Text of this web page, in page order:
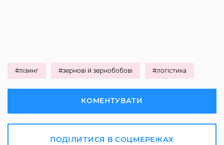
#лізинг #зернові й зернобобові #логістика
КОМЕНТУВАТИ
ПОДІЛИТИСЯ В СОЦМЕРЕЖАХ